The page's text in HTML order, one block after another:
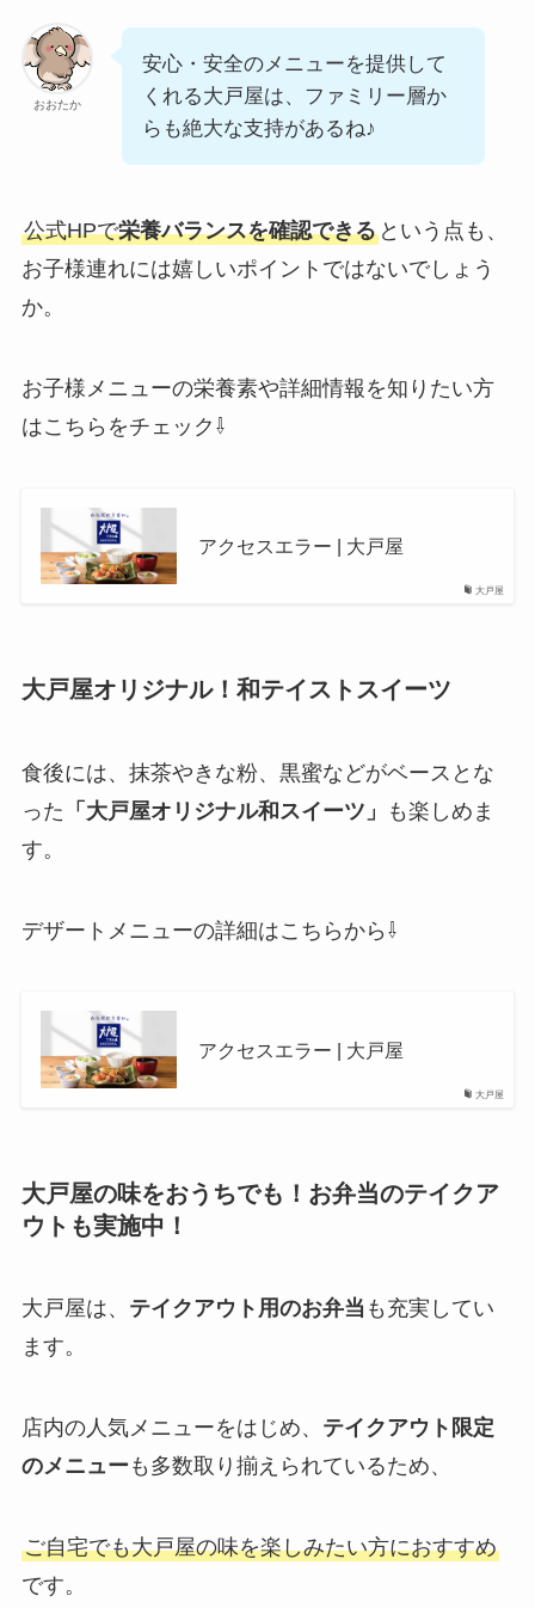
おおたか
安心・安全のメニューを提供して
くれる大戸屋は、ファミリー層か
らも絶大な支持があるね♪
公式HPで栄養バランスを確認できるという点も、
お子様連れには嬉しいポイントではないでしょう
か。
お子様メニューの栄養素や詳細情報を知りたい方
はこちらをチェック⇩
大戸屋
アクセスエラー | 大戸屋
大戸屋オリジナル！和テイストスイーツ
食後には、抹茶やきな粉、黒蜜などがベースとな
った 「大戸屋オリジナル和スイーツ」
も楽しめま
す。
デザートメニューの詳細はこちらから⇩
大戸屋
アクセスエラー | 大戸屋
大戸屋の味をおうちでも！お弁当のテイクア
ウトも実施中！
大戸屋は、 テイクアウト用のお弁当 も充実してい
ます。
店内の人気メニューをはじめ、 テイクアウト限定
のメニュー も多数取り揃えられているため、
ご自宅でも大戸屋の味を楽しみたい方におすすめ
です。